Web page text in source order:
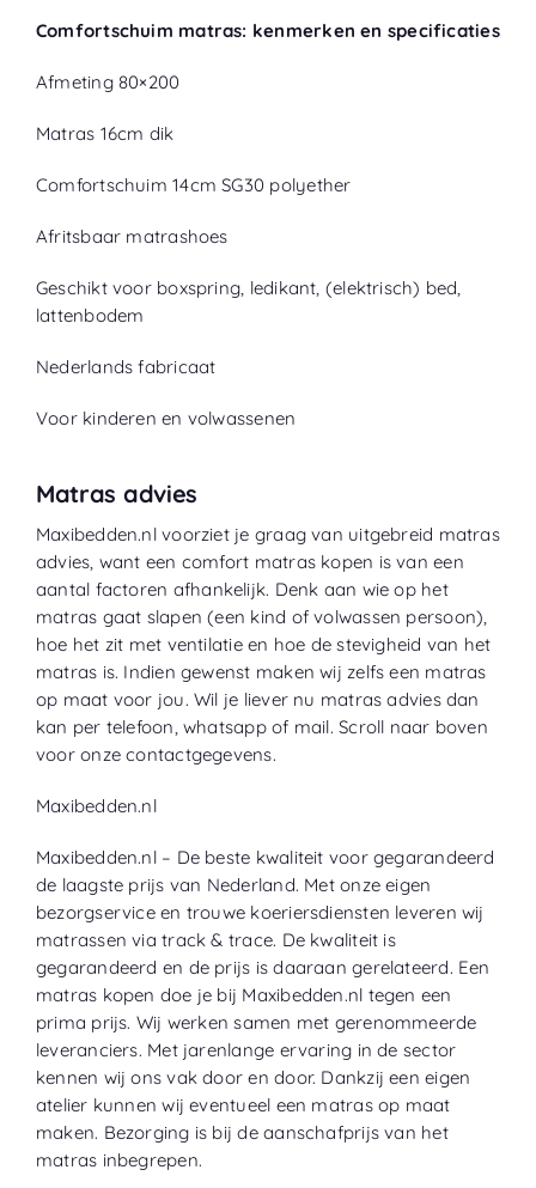
Comfortschuim matras: kenmerken en specificaties
Afmeting 80×200
Matras 16cm dik
Comfortschuim 14cm SG30 polyether
Afritsbaar matrashoes
Geschikt voor boxspring, ledikant, (elektrisch) bed,
lattenbodem
Nederlands fabricaat
Voor kinderen en volwassenen
Matras advies
Maxibedden.nl voorziet je graag van uitgebreid matras
advies, want een comfort matras kopen is van een
aantal factoren afhankelijk. Denk aan wie op het
matras gaat slapen (een kind of volwassen persoon),
hoe het zit met ventilatie en hoe de stevigheid van het
matras is. Indien gewenst maken wij zelfs een matras
op maat voor jou. Wil je liever nu matras advies dan
kan per telefoon, whatsapp of mail. Scroll naar boven
voor onze contactgegevens.
Maxibedden.nl
Maxibedden.nl – De beste kwaliteit voor gegarandeerd
de laagste prijs van Nederland. Met onze eigen
bezorgservice en trouwe koeriersdiensten leveren wij
matrassen via track & trace. De kwaliteit is
gegarandeerd en de prijs is daaraan gerelateerd. Een
matras kopen doe je bij Maxibedden.nl tegen een
prima prijs. Wij werken samen met gerenommeerde
leveranciers. Met jarenlange ervaring in de sector
kennen wij ons vak door en door. Dankzij een eigen
atelier kunnen wij eventueel een matras op maat
maken. Bezorging is bij de aanschafprijs van het
matras inbegrepen.